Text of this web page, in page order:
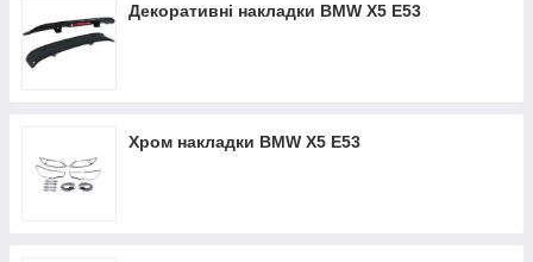
Декоративні накладки BMW X5 E53
Хром накладки BMW X5 E53